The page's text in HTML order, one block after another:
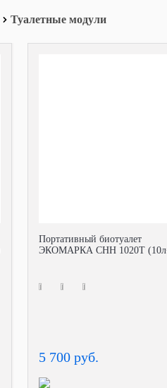
Туалетные модули
Портативный биотуалет
ЭКОМАРКА СНН 1020Т
5 700 руб.